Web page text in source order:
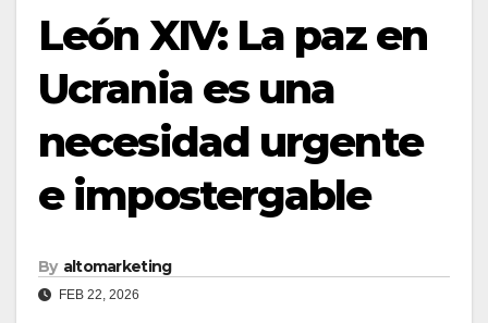
León XIV: La paz en
Ucrania es una
necesidad urgente
e impostergable
By altomarketing
FEB 22, 2026